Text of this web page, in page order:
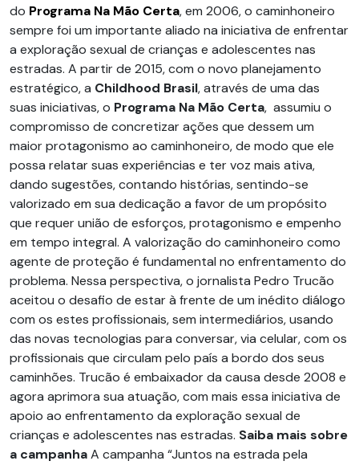
do Programa Na Mão Certa, em 2006, o caminhoneiro
sempre foi um importante aliado na iniciativa de enfrentar
a exploração sexual de crianças e adolescentes nas
estradas. A partir de 2015, com o novo planejamento
estratégico, a Childhood Brasil, através de uma das
suas iniciativas, o Programa Na Mão Certa, assumiu o
compromisso de concretizar ações que dessem um
maior protagonismo ao caminhoneiro, de modo que ele
possa relatar suas experiências e ter voz mais ativa,
dando sugestões, contando histórias, sentindo-se
valorizado em sua dedicação a favor de um propósito
que requer união de esforços, protagonismo e empenho
em tempo integral. A valorização do caminhoneiro como
agente de proteção é fundamental no enfrentamento do
problema. Nessa perspectiva, o jornalista Pedro Trucão
aceitou o desafio de estar à frente de um inédito diálogo
com os estes profissionais, sem intermediários, usando
das novas tecnologias para conversar, via celular, com os
profissionais que circulam pelo país a bordo dos seus
caminhões. Trucão é embaixador da causa desde 2008 e
agora aprimora sua atuação, com mais essa iniciativa de
apoio ao enfrentamento da exploração sexual de
crianças e adolescentes nas estradas. Saiba mais sobre
a campanhaA campanha “Juntos na estrada pela